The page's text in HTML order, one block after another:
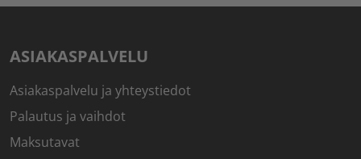
ASIAKASPALVELU
Asiakaspalvelu ja yhteystiedot
Palautus ja vaihdot
Maksutavat